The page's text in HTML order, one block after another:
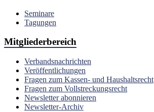
Seminare
Tagungen
Mitgliederbereich
Verbandsnachrichten
Veröffentlichungen
Fragen zum Kassen- und Haushaltsrecht
Fragen zum Vollstreckungsrecht
Newsletter abonnieren
Newsletter-Archiv